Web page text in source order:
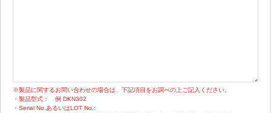
※製品に関するお問い合わせの場合は、下記項目をお調べの上ご記入ください。
・製品型式：
例 DKN302
・Serial No.あるいはLOT No.: